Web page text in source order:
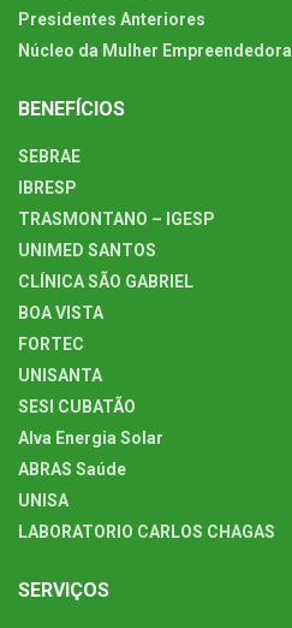
Presidentes Anteriores
Núcleo da Mulher Empreendedora
BENEFÍCIOS
SEBRAE
IBRESP
TRASMONTANO – IGESP
UNIMED SANTOS
CLÍNICA SÃO GABRIEL
BOA VISTA
FORTEC
UNISANTA
SESI CUBATÃO
Alva Energia Solar
ABRAS Saúde
UNISA
LABORATORIO CARLOS CHAGAS
SERVIÇOS